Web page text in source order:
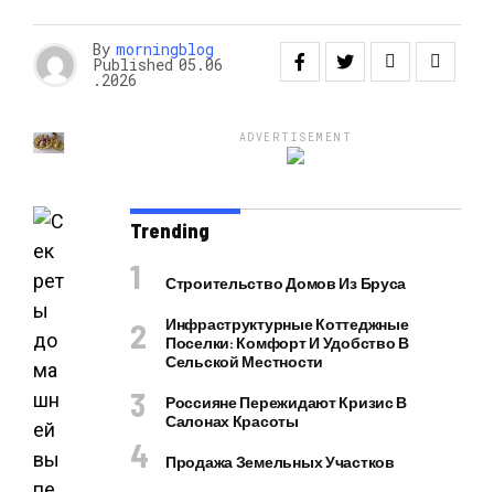
By morningblog
Published 05.06
.2026
ADVERTISEMENT
Trending
Строительство Домов Из Бруса
Инфраструктурные Коттеджные
Поселки: Комфорт И Удобство В
Сельской Местности
Россияне Пережидают Кризис В
Салонах Красоты
Продажа Земельных Участков